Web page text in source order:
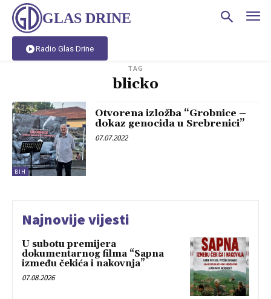
GLAS DRINE
Radio Glas Drine
TAG
blicko
BIH
Otvorena izložba “Grobnice –
dokaz genocida u Srebrenici”
07.07.2022
Najnovije vijesti
U subotu premijera
dokumentarnog filma “Sapna
između čekića i nakovnja”
07.08.2026